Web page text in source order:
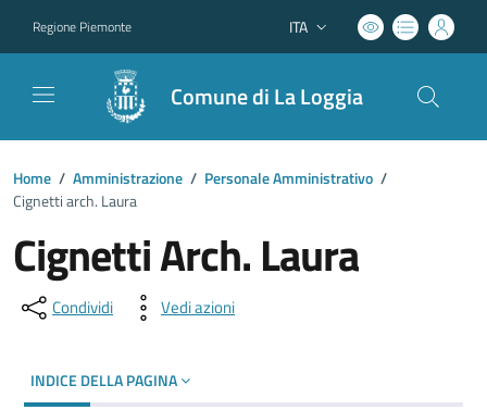
Regione Piemonte Lingua attiva:
ITA
Comune di La Loggia
Home / Amministrazione / Personale Amministrativo /
Cignetti arch. Laura
Cignetti Arch. Laura
Condividi Vedi azioni
INDICE DELLA PAGINA